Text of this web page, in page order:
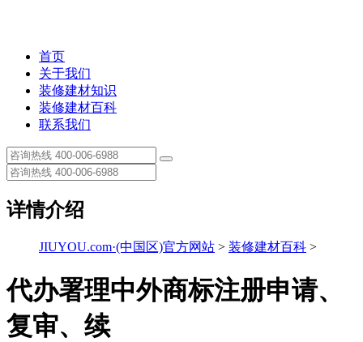
首页
关于我们
装修建材知识
装修建材百科
联系我们
详情介绍
JIUYOU.com·(中国区)官方网站 > 装修建材百科 >
代办署理中外商标注册申请、
复审、续